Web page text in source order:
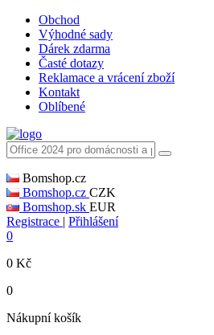
Obchod
Výhodné sady
Dárek zdarma
Časté dotazy
Reklamace a vrácení zboží
Kontakt
Oblíbené
Bomshop.cz
Bomshop.cz CZK
Bomshop.sk EUR
Registrace | Přihlášení
0
0 Kč
0
Nákupní košík